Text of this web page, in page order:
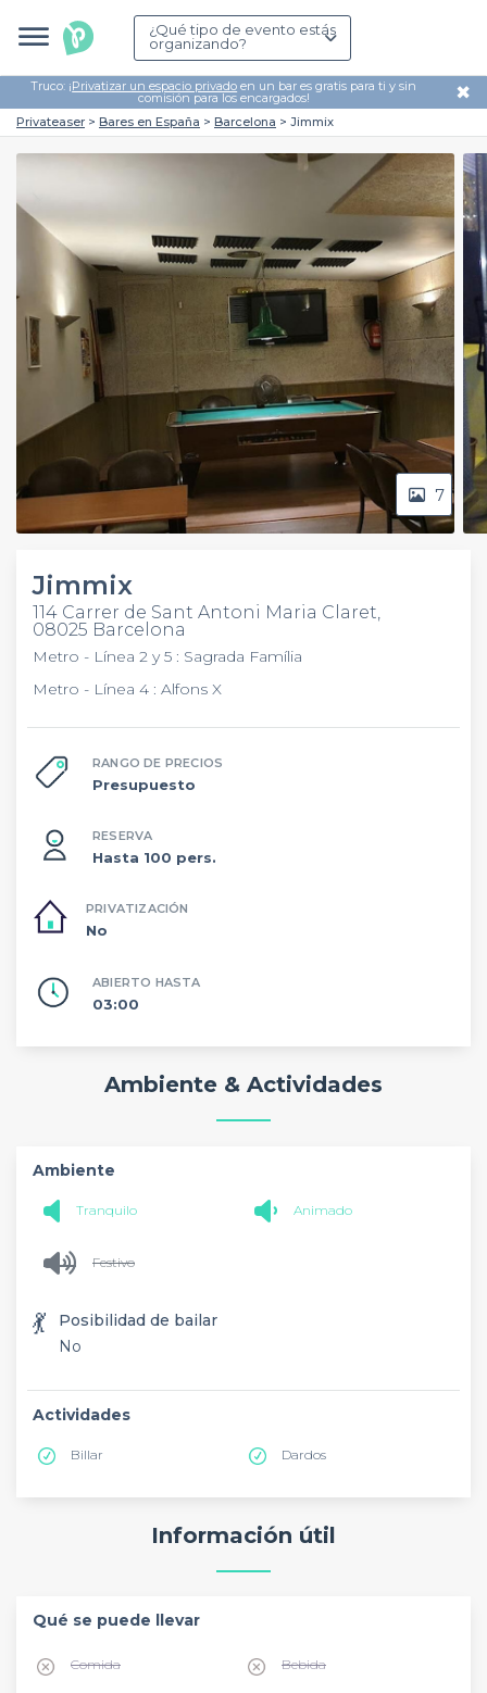
¿Qué tipo de evento estás
organizando?
Truco: ¡Privatizar un espacio privado en un bar es gratis para ti y sin
comisión para los encargados! ✖
Privateaser Bares en España Barcelona Jimmix
7
Jimmix
114 Carrer de Sant Antoni Maria Claret,
08025 Barcelona
Metro - Línea 2 y 5 : Sagrada Família
Metro - Línea 4 : Alfons X
RANGO DE PRECIOS
Presupuesto
RESERVA
Hasta 100 pers.
PRIVATIZACIÓN
No
ABIERTO HASTA
03:00
Ambiente & Actividades
Ambiente
Tranquilo Animado
Festivo
💃
Posibilidad de bailar
No
Actividades
Billar Dardos
Información útil
Qué se puede llevar
Comida Bebida